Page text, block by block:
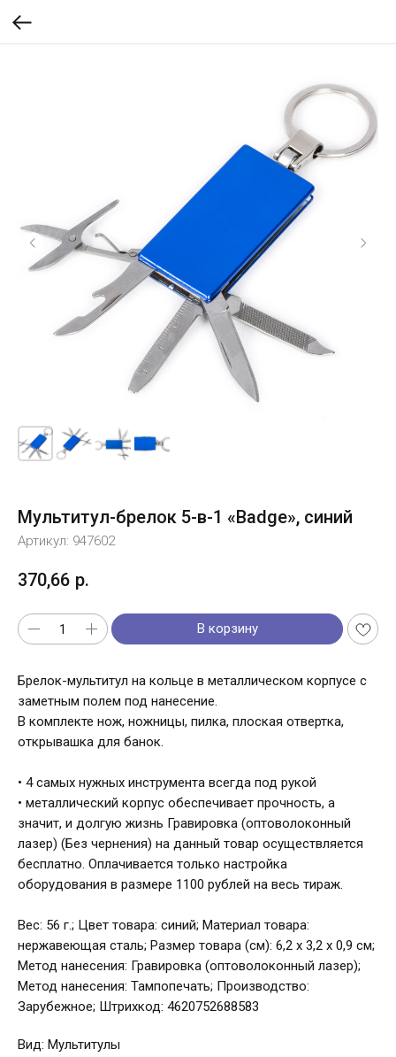
Мультитул-брелок 5-в-1 «Badge», синий
Артикул: 947602
370,66 р.
В корзину
Брелок-мультитул на кольце в металлическом корпусе с
заметным полем под нанесение.
В комплекте нож, ножницы, пилка, плоская отвертка,
открывашка для банок.
• 4 самых нужных инструмента всегда под рукой
• металлический корпус обеспечивает прочность, а
значит, и долгую жизнь Гравировка (оптоволоконный
лазер) (Без чернения) на данный товар осуществляется
бесплатно. Оплачивается только настройка
оборудования в размере 1100 рублей на весь тираж.
Вес: 56 г.; Цвет товара: синий; Материал товара:
нержавеющая сталь; Размер товара (см): 6,2 x 3,2 x 0,9 см;
Метод нанесения: Гравировка (оптоволоконный лазер);
Метод нанесения: Тампопечать; Производство:
Зарубежное; Штрихкод: 4620752688583
Вид: Мультитулы